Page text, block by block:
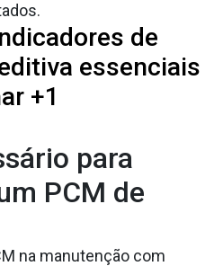
de
essenciais
+1
para
PCM de
na manutenção com